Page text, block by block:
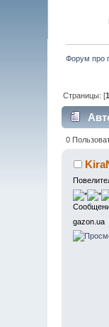
Форум про
Страницы: [
0
gazon.ua